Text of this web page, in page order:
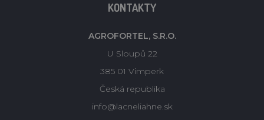
KONTAKTY
AGROFORTEL, S.R.O.
U Sloupů 22
385 01 Vimperk
Česká republika
info@lacneliahne.sk